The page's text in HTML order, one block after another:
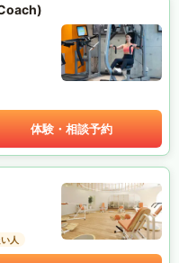
体験・相談予約
人